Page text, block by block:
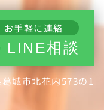
お手軽に連絡
LINE相談
城市北花内573の1